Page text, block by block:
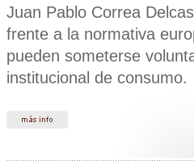
Juan Pablo Correa
frente a la normativa
pueden someterse
institucional de consumo.